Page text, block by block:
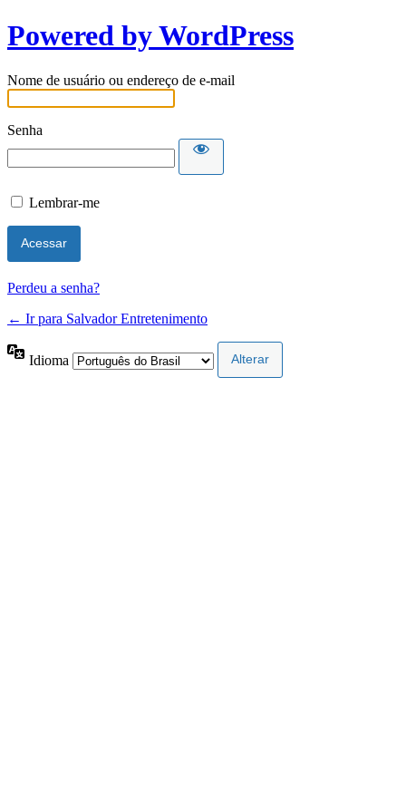
Powered by WordPress
Nome de usuário ou endereço de e-mail
Senha
Lembrar-me
Perdeu a senha?
← Ir para Salvador Entretenimento
Idioma